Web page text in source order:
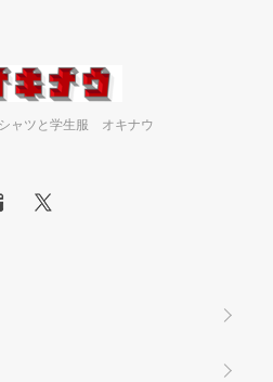
ャツと学生服 オキナウ